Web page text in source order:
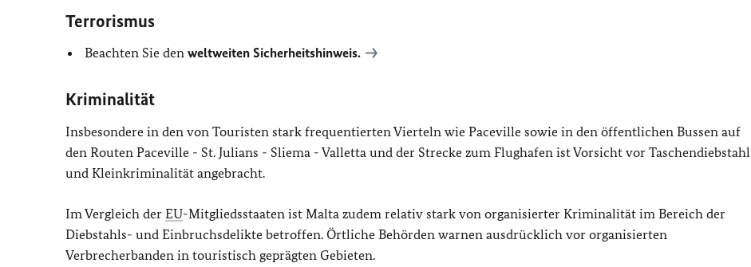
Terrorismus
Beachten Sie denweltweiten Sicherheitshinweis.
Kriminalität
Insbesondere in den von Touristen stark frequentierten Vierteln wie Paceville sowie in den öffentlichen Bussen auf
den Routen Paceville - St. Julians - Sliema - Valletta und der Strecke zum Flughafen ist Vorsicht vor Taschendiebstahl
und Kleinkriminalität angebracht.
Im Vergleich der EU-Mitgliedsstaaten ist Malta zudem relativ stark von organisierter Kriminalität im Bereich der
Diebstahls- und Einbruchsdelikte betroffen. Örtliche Behörden warnen ausdrücklich vor organisierten
Verbrecherbanden in touristisch geprägten Gebieten.